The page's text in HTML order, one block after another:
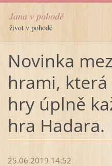
Jana v pohodě
život v pohodě
Novinka
hrami,
hry úplně
hra Hadara.
25.06.2019 14:52